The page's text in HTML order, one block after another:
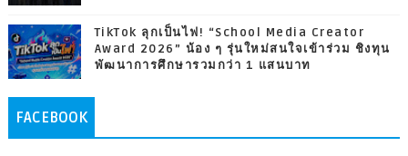
TikTok ลุกเป็นไฟ! “School Media Creator
Award 2026” น้อง ๆ รุ่นใหม่สนใจเข้าร่วม ชิงทุน
พัฒนาการศึกษารวมกว่า 1 แสนบาท
FACEBOOK